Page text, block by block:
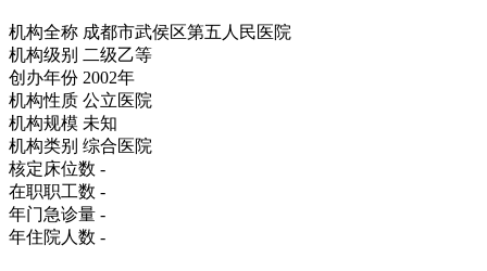
机构全称 成都市武侯区第五人民医院
机构级别 二级乙等
创办年份 2002年
机构性质 公立医院
机构规模 未知
机构类别 综合医院
核定床位数 -
在职职工数 -
年门急诊量 -
年住院人数 -